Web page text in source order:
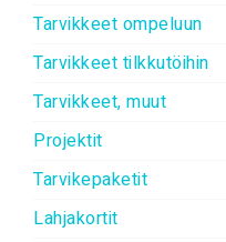
Tarvikkeet ompeluun
Tarvikkeet tilkkutöihin
Tarvikkeet, muut
Projektit
Tarvikepaketit
Lahjakortit